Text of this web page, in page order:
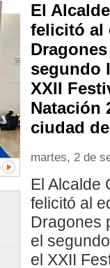
El
felicitó al
segundo
XXII
Natación
ciudad
martes, 2 de
El Alcalde
felicitó al
Dragones
el
el XXII